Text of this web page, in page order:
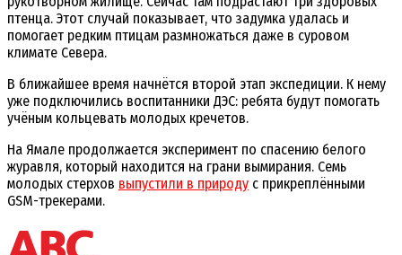
птенца. Этот случай показывает, что задумка удалась и
помогает редким птицам размножаться даже в суровом
климате Севера.
В ближайшее время начнётся второй этап экспедиции. К нему
уже подключились воспитанники ДЭС: ребята будут помогать
учёным кольцевать молодых кречетов.
На Ямале продолжается эксперимент по спасению белого
журавля, который находится на грани вымирания. Семь
молодых стерхов выпустили в природу с прикреплёнными
GSM-трекерами.